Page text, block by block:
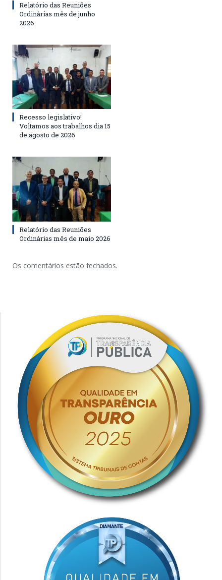
Relatório das Reuniões
Ordinárias mês de junho
2026
Recesso legislativo!
Voltamos aos trabalhos dia 15
de agosto de 2026
Relatório das Reuniões
Ordinárias mês de maio 2026
Os comentários estão fechados.